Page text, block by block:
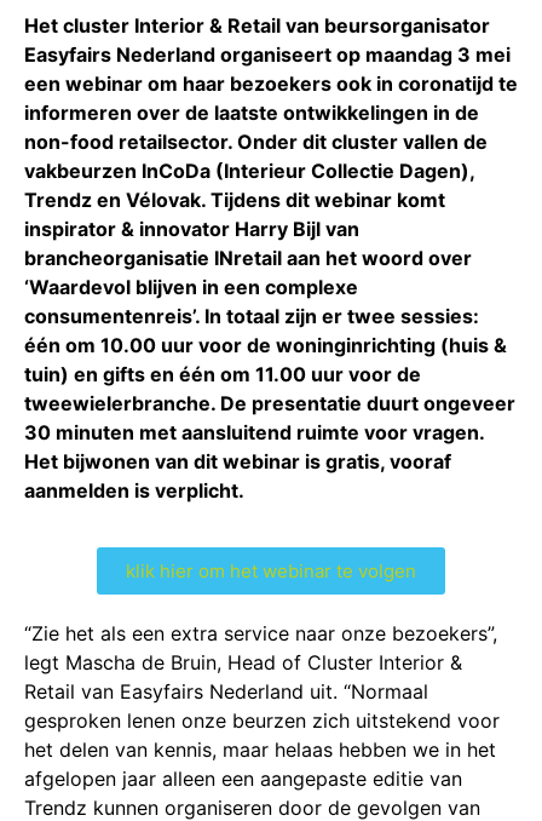
Het cluster Interior & Retail van beursorganisator
Easyfairs Nederland organiseert op maandag 3 mei
een webinar om haar bezoekers ook in coronatijd te
informeren over de laatste ontwikkelingen in de
non-food retailsector. Onder dit cluster vallen de
vakbeurzen InCoDa (Interieur Collectie Dagen),
Trendz en Vélovak. Tijdens dit webinar komt
inspirator & innovator Harry Bijl van
brancheorganisatie INretail aan het woord over
‘Waardevol blijven in een complexe
consumentenreis’. In totaal zijn er twee sessies:
één om 10.00 uur voor de woninginrichting (huis &
tuin) en gifts en één om 11.00 uur voor de
tweewielerbranche. De presentatie duurt ongeveer
30 minuten met aansluitend ruimte voor vragen.
Het bijwonen van dit webinar is gratis, vooraf
aanmelden is verplicht.
klik hier om het webinar te volgen
“Zie het als een extra service naar onze bezoekers”,
legt Mascha de Bruin, Head of Cluster Interior &
Retail van Easyfairs Nederland uit. “Normaal
gesproken lenen onze beurzen zich uitstekend voor
het delen van kennis, maar helaas hebben we in het
afgelopen jaar alleen een aangepaste editie van
Trendz kunnen organiseren door de gevolgen van